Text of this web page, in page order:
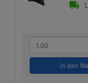
in den